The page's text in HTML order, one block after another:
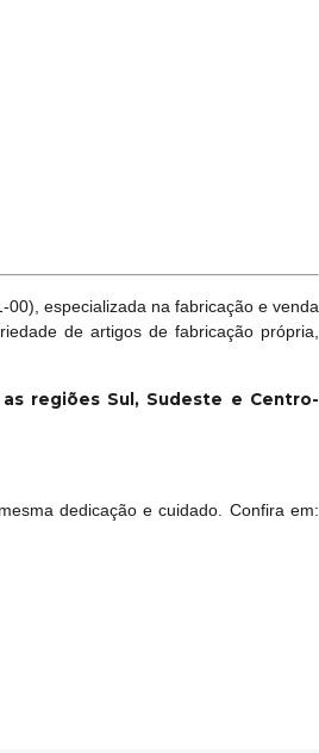
especializada na fabricação e venda
de artigos de fabricação própria,
regiões Sul, Sudeste e Centro-
dedicação e cuidado. Confira em: